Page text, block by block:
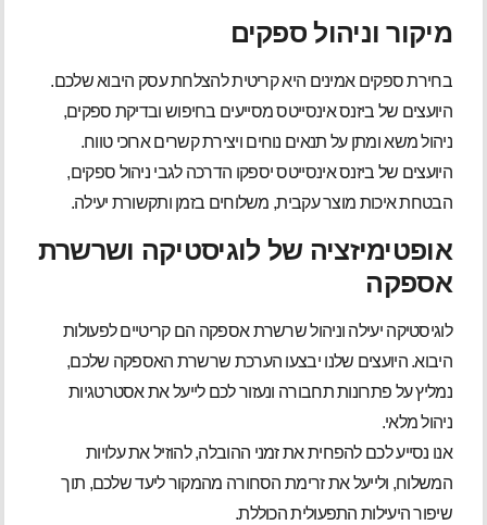
מיקור וניהול ספקים
בחירת ספקים אמינים היא קריטית להצלחת עסק היבוא שלכם.
היועצים של ביזנס אינסייטס מסייעים בחיפוש ובדיקת ספקים,
ניהול משא ומתן על תנאים נוחים ויצירת קשרים ארוכי טווח.
היועצים של ביזנס אינסייטס יספקו הדרכה לגבי ניהול ספקים,
הבטחת איכות מוצר עקבית, משלוחים בזמן ותקשורת יעילה.
אופטימיזציה של לוגיסטיקה ושרשרת
אספקה
לוגיסטיקה יעילה וניהול שרשרת אספקה הם קריטיים לפעולות
היבוא. היועצים שלנו יבצעו הערכת שרשרת האספקה שלכם,
נמליץ על פתרונות תחבורה ונעזור לכם לייעל את אסטרטגיות
ניהול מלאי.
אנו נסייע לכם להפחית את זמני ההובלה, להוזיל את עלויות
המשלוח, ולייעל את זרימת הסחורה מהמקור ליעד שלכם, תוך
שיפור היעילות התפעולית הכוללת.